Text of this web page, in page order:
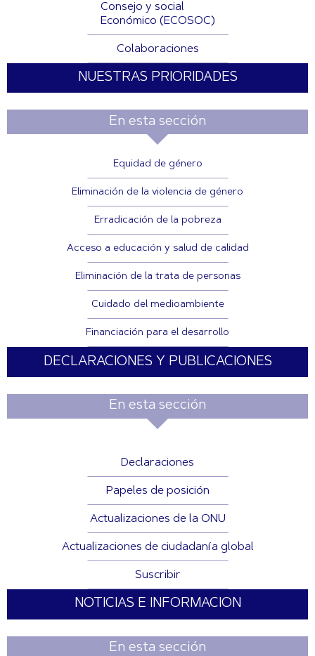
Consejo y social
Económico (ECOSOC)
Colaboraciones
NUESTRAS PRIORIDADES
En esta sección
Equidad de género
Eliminación de la violencia de género
Erradicación de la pobreza
Acceso a educación y salud de calidad
Eliminación de la trata de personas
Cuidado del medioambiente
Financiación para el desarrollo
DECLARACIONES Y PUBLICACIONES
En esta sección
Declaraciones
Papeles de posición
Actualizaciones de la ONU
Actualizaciones de ciudadanía global
Suscribir
NOTICIAS E INFORMACION
En esta sección